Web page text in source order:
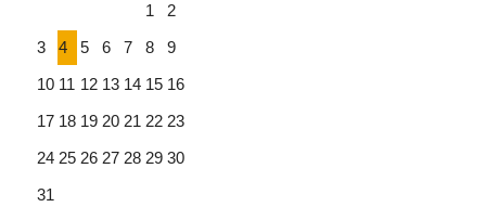
1
2
3
4 5 6 7 8
9
10 11 12 13 14 15 16
17 18 19 20 21 22 23
24 25 26 27 28 29 30
31